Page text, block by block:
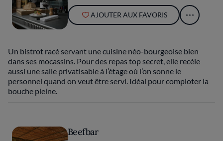
AJOUTER AUX FAVORIS
Un bistrot racé servant une cuisine néo-bourgeoise bien
dans ses mocassins. Pour des repas top secret, elle recèle
aussi une salle privatisable à l’étage où l’on sonne le
personnel quand on veut être servi. Idéal pour comploter la
bouche pleine.
Beefbar